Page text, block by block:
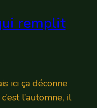
remplit
ici ça déconne
l’automne, il